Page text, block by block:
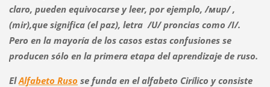
claro, pueden equivocarse y leer, por ejemplo, /мир/ ,
(mir),que significa (el paz), letra /U/ proncias como /I/.
Pero en la mayoría de los casos estas confusiones se
producen sólo en la primera etapa del aprendizaje de ruso.
ElAlfabeto Ruso se funda en el alfabeto Cirílico y consiste